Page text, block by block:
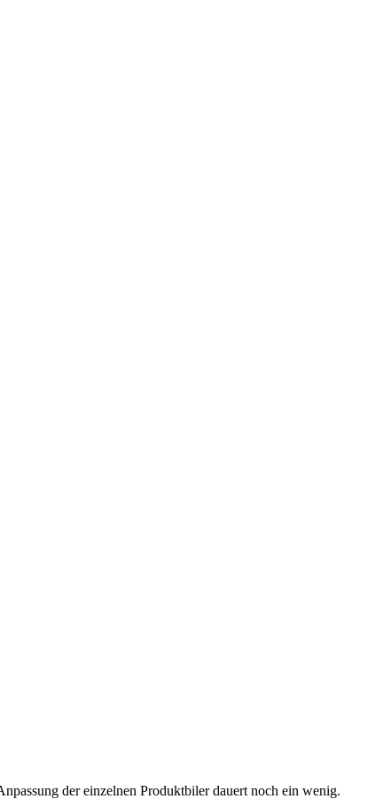
der einzelnen Produktbiler dauert noch ein wenig.